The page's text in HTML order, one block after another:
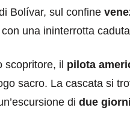
Bolívar, sul confine
una ininterrotta
scopritore, il pilota
sacro. La cascata si
di due giorni